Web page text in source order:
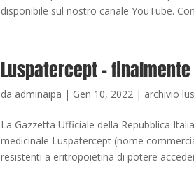
disponibile sul nostro canale YouTube.
Luspatercept –
da adminaipa | Gen 10, 2022 | archivio
La Gazzetta Ufficiale della Repubblica
medicinale Luspatercept (nome
resistenti a eritropoietina di potere